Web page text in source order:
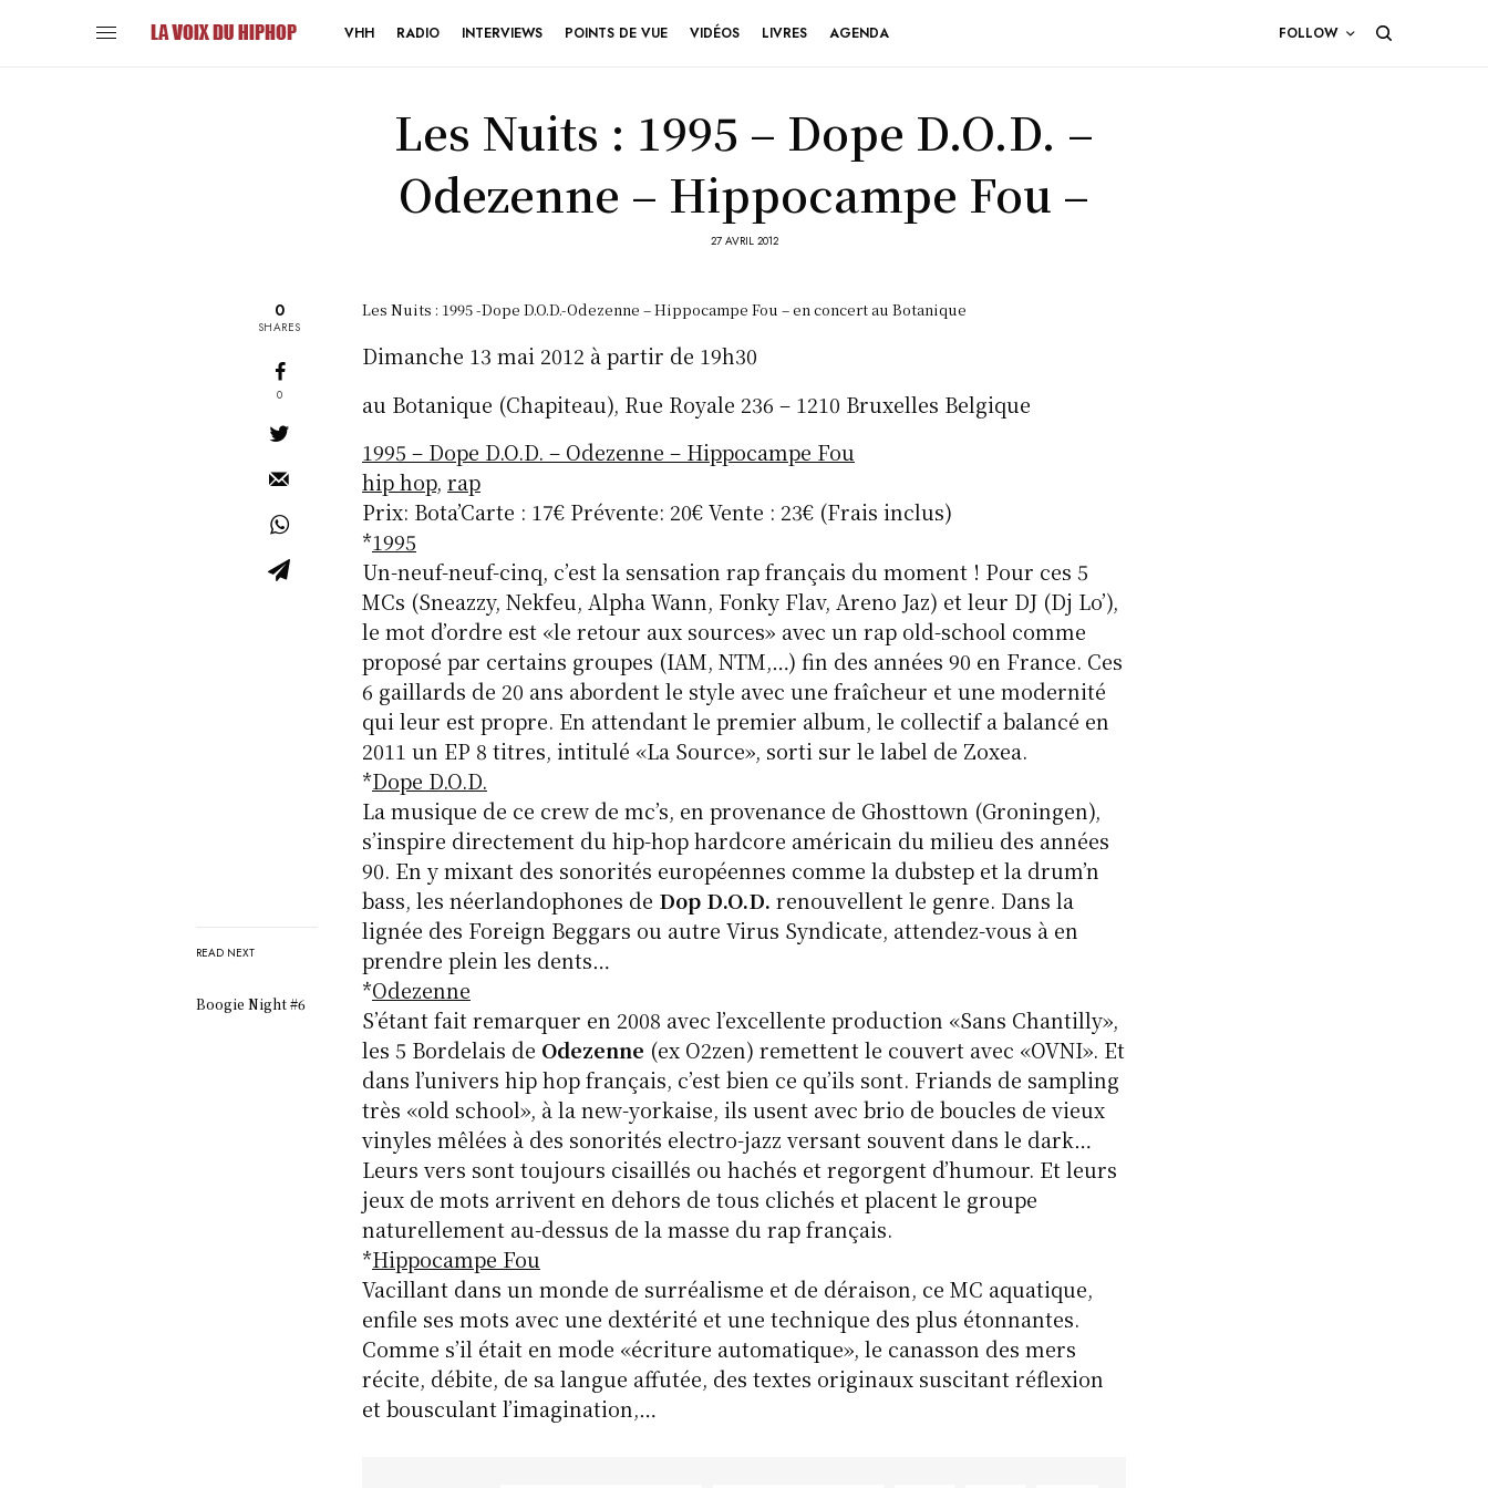
VHH RADIO INTERVIEWS POINTS DE VUE VIDÉOS LIVRES AGENDA FOLLOW
Les Nuits : 1995 – Dope D.O.D. –
Odezenne – Hippocampe Fou –
27 AVRIL 2012
0
SHARES
0
READ NEXT
Boogie Night #6
Les Nuits : 1995 -Dope D.O.D.-Odezenne – Hippocampe Fou – en concert au Botanique
Dimanche 13 mai 2012 à partir de 19h30
au Botanique (Chapiteau), Rue Royale 236 – 1210 Bruxelles Belgique
1995 – Dope D.O.D. – Odezenne – Hippocampe Fou
hip hop, rap
Prix: Bota’Carte : 17€ Prévente: 20€ Vente : 23€ (Frais inclus)
*1995
Un-neuf-neuf-cinq, c’est la sensation rap français du moment ! Pour ces 5
MCs (Sneazzy, Nekfeu, Alpha Wann, Fonky Flav, Areno Jaz) et leur DJ (Dj Lo’),
le mot d’ordre est «le retour aux sources» avec un rap old-school comme
proposé par certains groupes (IAM, NTM,…) fin des années 90 en France. Ces
6 gaillards de 20 ans abordent le style avec une fraîcheur et une modernité
qui leur est propre. En attendant le premier album, le collectif a balancé en
2011 un EP 8 titres, intitulé «La Source», sorti sur le label de Zoxea.
*Dope D.O.D.
La musique de ce crew de mc’s, en provenance de Ghosttown (Groningen),
s’inspire directement du hip-hop hardcore américain du milieu des années
90. En y mixant des sonorités européennes comme la dubstep et la drum’n
bass, les néerlandophones de Dop D.O.D. renouvellent le genre. Dans la
lignée des Foreign Beggars ou autre Virus Syndicate, attendez-vous à en
prendre plein les dents…
*Odezenne
S’étant fait remarquer en 2008 avec l’excellente production «Sans Chantilly»,
les 5 Bordelais de Odezenne (ex O2zen) remettent le couvert avec «OVNI». Et
dans l’univers hip hop français, c’est bien ce qu’ils sont. Friands de sampling
très «old school», à la new-yorkaise, ils usent avec brio de boucles de vieux
vinyles mêlées à des sonorités electro-jazz versant souvent dans le dark…
Leurs vers sont toujours cisaillés ou hachés et regorgent d’humour. Et leurs
jeux de mots arrivent en dehors de tous clichés et placent le groupe
naturellement au-dessus de la masse du rap français.
*Hippocampe Fou
Vacillant dans un monde de surréalisme et de déraison, ce MC aquatique,
enfile ses mots avec une dextérité et une technique des plus étonnantes.
Comme s’il était en mode «écriture automatique», le canasson des mers
récite, débite, de sa langue affutée, des textes originaux suscitant réflexion
et bousculant l’imagination,…